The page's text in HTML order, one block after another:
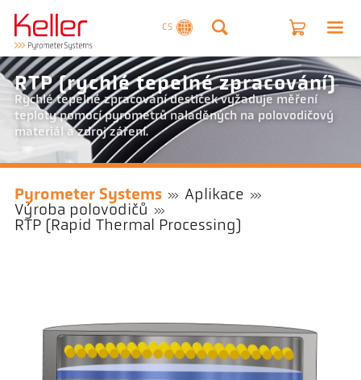
CS
RTP (rychlé tepelné zpracování)
Rychlé tepelné zpracování destiček vyžaduje měření
teploty pomocí pyrometrů naladěných na polovodičový
materiál a zdroj záření.
Pyrometer Systems
Aplikace
Výroba polovodičů
RTP (Rapid Thermal Processing)